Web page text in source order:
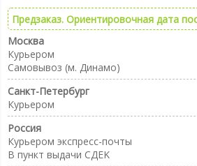
Предзаказ. Ориентировочная дата
Москва
Курьером
Самовывоз (м. Динамо)
Санкт-Петербург
Курьером
Россия
Курьером экспресс-почты
В пункт выдачи CДEK